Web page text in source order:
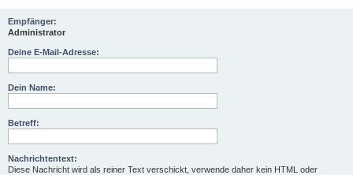
Empfänger:
Administrator
Deine E-Mail-Adresse:
Dein Name:
Betreff:
Nachrichtentext:
Diese Nachricht wird als reiner Text verschickt, verwende daher kein HTML oder